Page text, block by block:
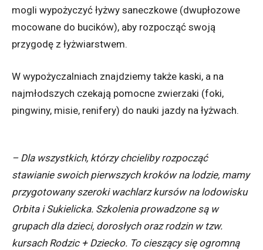
mogli wypożyczyć łyżwy saneczkowe (dwupłozowe
mocowane do bucików), aby rozpocząć swoją
przygodę z łyżwiarstwem.
W wypożyczalniach znajdziemy także kaski, a na
najmłodszych czekają pomocne zwierzaki (foki,
pingwiny, misie, renifery) do nauki jazdy na łyżwach.
– Dla wszystkich, którzy chcieliby rozpocząć
stawianie swoich pierwszych kroków na lodzie, mamy
przygotowany szeroki wachlarz kursów na lodowisku
Orbita i Sukielicka. Szkolenia prowadzone są w
grupach dla dzieci, dorosłych oraz rodzin w tzw.
kursach Rodzic + Dziecko. To cieszący się ogromną